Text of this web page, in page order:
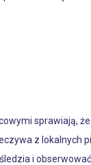
sprawiają,
z lokalnych
i